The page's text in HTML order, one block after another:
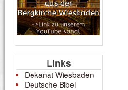
Links
Dekanat Wiesbaden
Deutsche Bibel